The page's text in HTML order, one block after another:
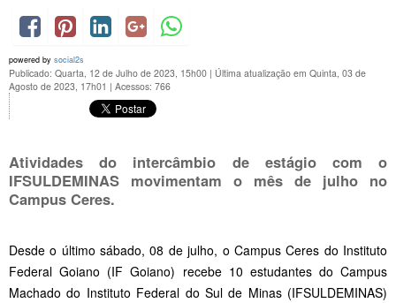
powered by social2s
Publicado: Quarta, 12 de Julho de 2023, 15h00 | Última atualização em Quinta, 03 de
Agosto de 2023, 17h01 | Acessos: 766
Atividades do intercâmbio de estágio com o
IFSULDEMINAS movimentam o mês de julho no
Campus Ceres.
Desde o último sábado, 08 de julho, o Campus Ceres do Instituto
Federal Goiano (IF Goiano) recebe 10 estudantes do Campus
Machado do Instituto Federal do Sul de Minas (IFSULDEMINAS)